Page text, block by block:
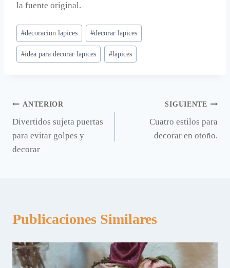
la fuente original.
Etiquetas
de
la
#decoracion lapices #decorar lapices
#idea para decorar lapices #lapices
Navegación
de
entradas
ANTERIOR
Divertidos sujeta puertas
para evitar golpes y
decorar
SIGUIENTE
Cuatro estilos para
decorar en otoño.
Publicaciones Similares